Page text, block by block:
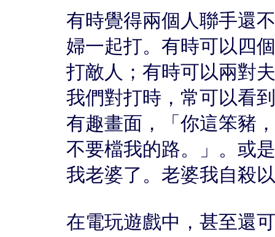
有時覺得兩個人聯手還
婦一起打。有時可以四
打敵人；有時可以兩對
我們對打時，常可以看
有趣畫面，「你這笨豬
不要檔我的路。」。或
我老婆了。老婆我自殺
在電玩遊戲中，甚至還